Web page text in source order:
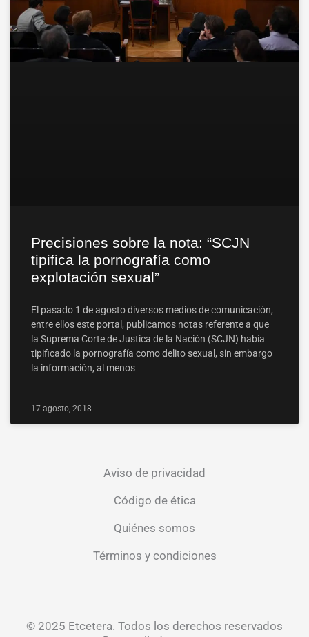
Precisiones sobre la nota: “SCJN
tipifica la pornografía como
explotación sexual”
El pasado 1 de agosto diversos medios de comunicación,
entre ellos este portal, publicamos notas referente a que
la Suprema Corte de Justica de la Nación (SCJN) había
tipificado la pornografía como delito sexual, sin embargo
la información, al menos
17 agosto, 2018
Aviso de privacidad
Código de ética
Quiénes somos
Términos y condiciones
© 2025 Etcetera. Todos los derechos reservados